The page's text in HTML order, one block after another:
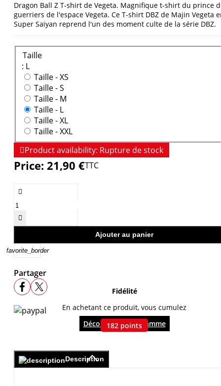
Dragon Ball Z T-shirt de Vegeta. Magnifique t-shirt du prince
guerriers de l'espace Vegeta. Ce T-shirt DBZ de Majin Vegeta
Super Saiyan reprend l'un des moment culte de la série DBZ.
Taille
: L
Taille -XS
Taille -S
Taille - M
Taille - L
Taille -XL
Taille -XXL
Price: 21,90 €TTC


Ajouter au panier
favorite_border
Product availability: Rupture de stock
Partager
Fidélité
En achetant ce produit, vous cumulez
182 points
Découvrir le programme
Description